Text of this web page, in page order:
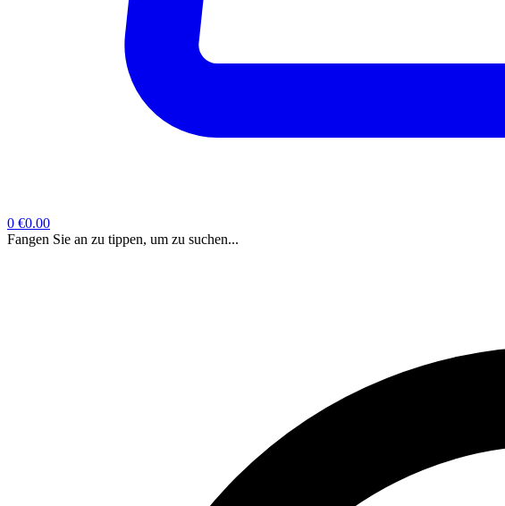
0 €0.00
Fangen Sie an zu tippen, um zu suchen...